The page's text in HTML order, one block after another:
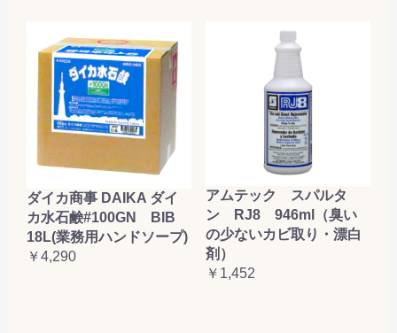
ダイカ商事 DAIKA ダイ
カ水石鹸#100GN BIB
18L(業務用ハンドソープ)
￥4,290
アムテック スパルタ
ン RJ8 946ml（臭い
の少ないカビ取り・漂白
剤）
￥1,452